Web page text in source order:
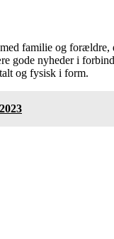
familie og forældre,
gode nyheder i
og fysisk i form.